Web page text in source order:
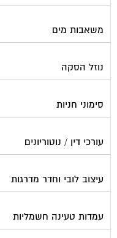
משאבות מים
נוזל הסקה
סימוני חניות
עורכי דין / נוטוריונים
עיצוב לובי וחדר מדרגות
עמדות טעינה חשמליות